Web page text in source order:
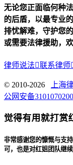
无论您正面临何种
的后盾，以最专业
排忧解难，守护您
或需要法律援助，
律师说法联系律师
© 2010-2026 上海
公网安备
觉得有用就打赏
非常感谢您的慷慨与支
可，也是对红姐团队继